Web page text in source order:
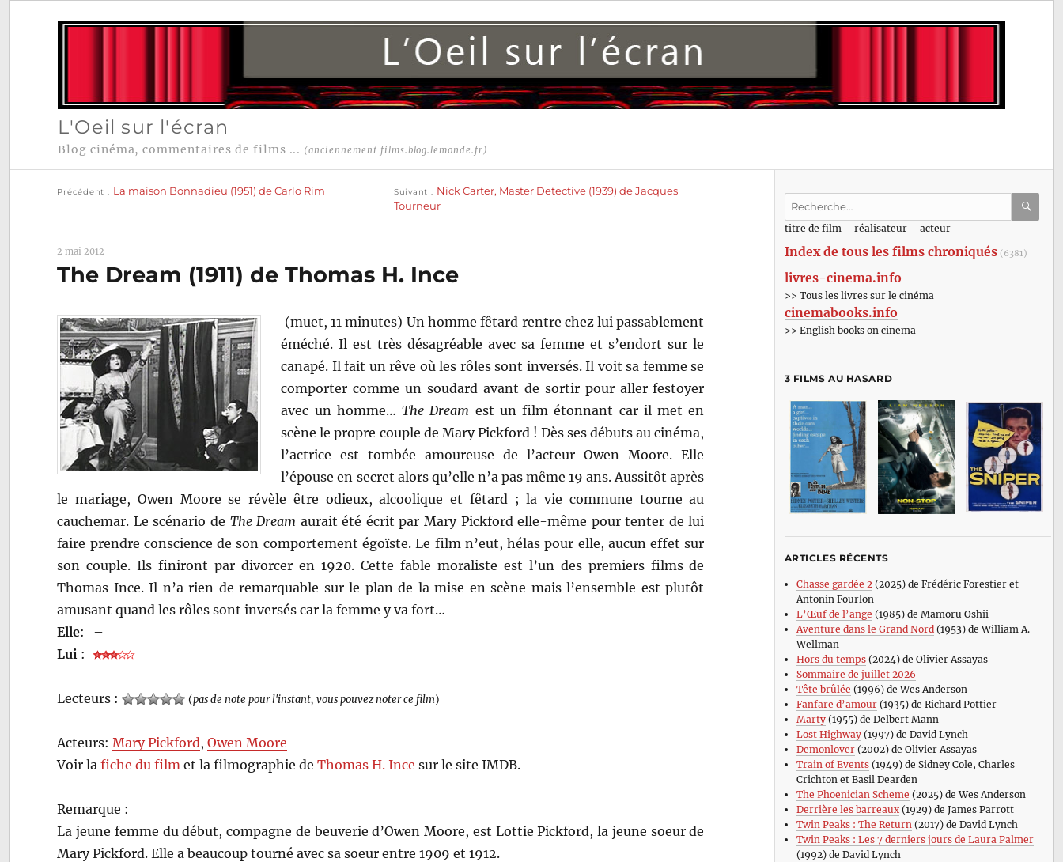
L'Oeil sur l'écran
Blog cinéma, commentaires de films ... (anciennement films.blog.lemonde.fr)
Navigation
Précédent La maison Bonnadieu (1951) de Carlo Rim Suivant
Nick Carter, Master Detective (1939) de Jacques
Tourneur
2 mai 2012
The Dream (1911) de Thomas H. Ince
(muet, 11 minutes) Un homme fêtard rentre chez lui passablement
éméché. Il est très désagréable avec sa femme et s’endort sur le
canapé. Il fait un rêve où les rôles sont inversés. Il voit sa femme se
comporter comme un soudard avant de sortir pour aller festoyer
avec un homme…The Dream est un film étonnant car il met en
scène le propre couple de Mary Pickford ! Dès ses débuts au cinéma,
l’actrice est tombée amoureuse de l’acteur Owen Moore. Elle
l’épouse en secret alors qu’elle n’a pas même 19 ans. Aussitôt après
le mariage, Owen Moore se révèle être odieux, alcoolique et fêtard ; la vie commune tourne au
cauchemar. Le scénario de The Dream aurait été écrit par Mary Pickford elle-même pour tenter de lui
faire prendre conscience de son comportement égoïste. Le film n’eut, hélas pour elle, aucun effet sur
son couple. Ils finiront par divorcer en 1920. Cette fable moraliste est l’un des premiers films de
Thomas Ince. Il n’a rien de remarquable sur le plan de la mise en scène mais l’ensemble est plutôt
amusant quand les rôles sont inversés car la femme y va fort…
Elle:
–
Lui :
Lecteurs : (pas de note pour l'instant, vous pouvez noter ce film)
Acteurs:Mary Pickford,Owen Moore
Voir lafiche du film et la filmographie deThomas H. Ince sur le site IMDB.
Remarque :
La jeune femme du début, compagne de beuverie d’Owen Moore, est Lottie Pickford, la jeune soeur de
Mary Pickford. Elle a beaucoup tourné avec sa soeur entre 1909 et 1912.
Recherche
:titre de film – réalisateur – acteur
Index de tous les films chroniqués (6381)
livres-cinema.info
>> Tous les livres sur le cinéma
cinemabooks.info
>> English books on cinema
3 FILMS AU HASARD
ARTICLES RÉCENTS
Chasse gardée 2(2025) de Frédéric Forestier et
Antonin Fourlon
L’Œuf de l’ange (1985) de Mamoru Oshii
Aventure dans le Grand Nord(1953) de William A.
Wellman
Hors du temps(2024) de Olivier Assayas
Sommaire de juillet 2026
Tête brûlée (1996) de Wes Anderson
Fanfare d’amour(1935) de Richard Pottier
Marty(1955) de Delbert Mann
Lost Highway(1997) de David Lynch
Demonlover(2002) de Olivier Assayas
Train of Events(1949) de Sidney Cole, Charles
Crichton et Basil Dearden
The Phoenician Scheme (2025) de Wes Anderson
Derrière les barreaux(1929) de James Parrott
Twin Peaks : The Return(2017) de David Lynch
Twin Peaks : Les 7 derniers jours de Laura Palmer
(1992) de David Lynch